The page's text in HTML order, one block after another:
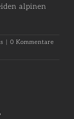
alpinen
| 0 Kommentare